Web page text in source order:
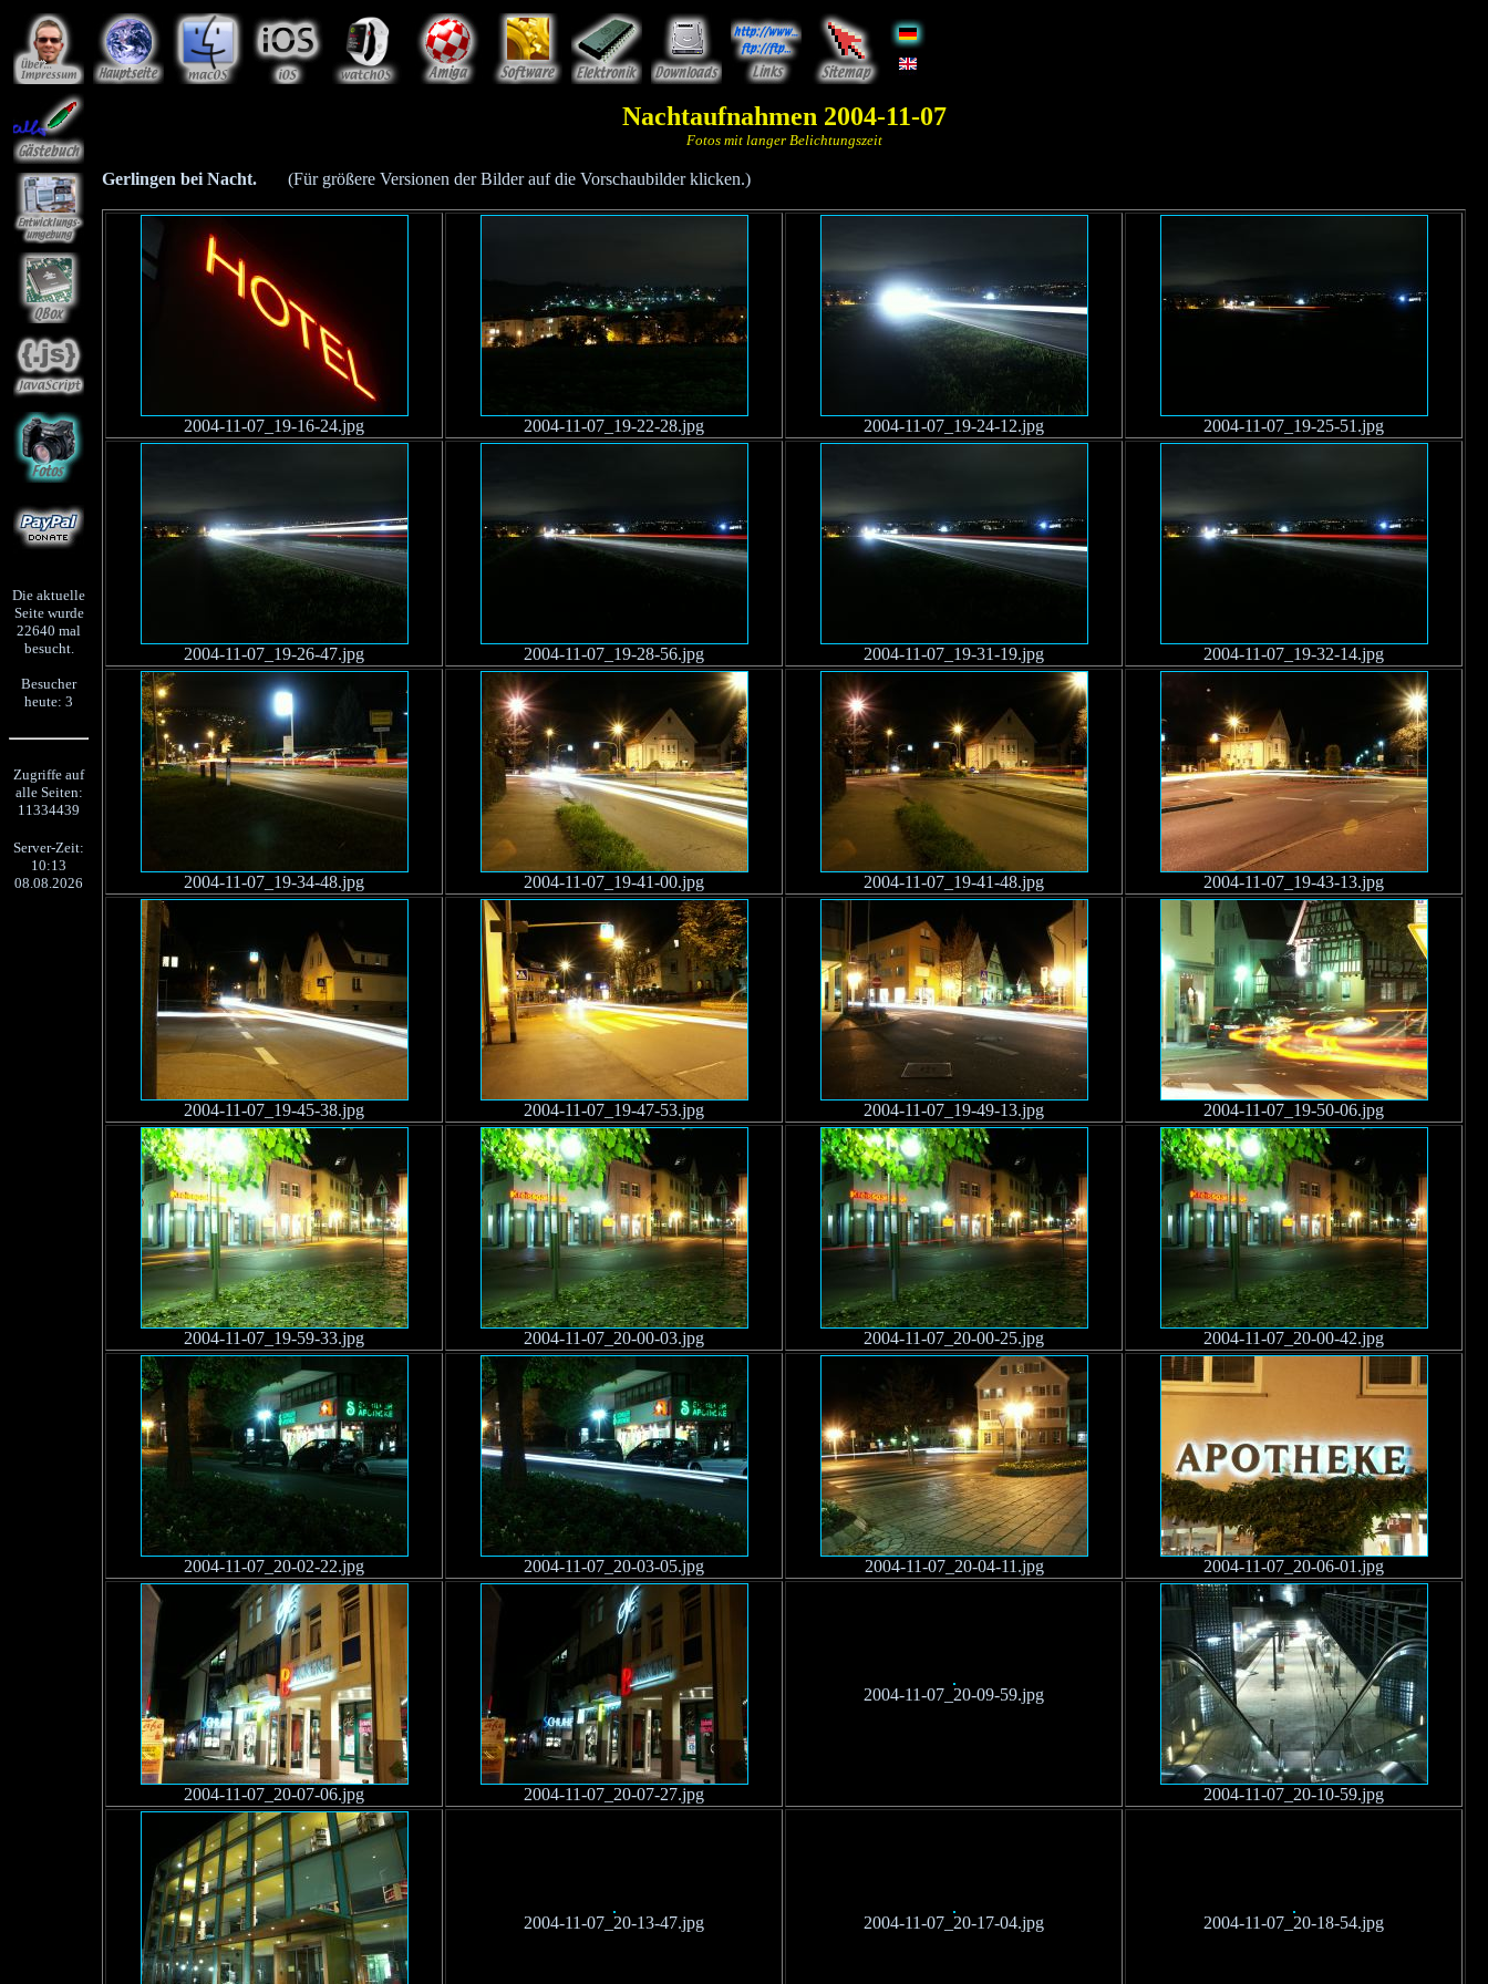
Die aktuelle
Seite wurde
22640 mal
besucht.
Besucher
heute: 3
Zugriffe auf
alle Seiten:
11334439
Server-Zeit:
10:13
08.08.2026
Nachtaufnahmen 2004-11-07
Fotos mit langer Belichtungszeit
Gerlingen bei Nacht. (Für größere Versionen der Bilder auf die Vorschaubilder klicken.)
2004-11-07_19-16-24.jpg 2004-11-07_19-22-28.jpg 2004-11-07_19-24-12.jpg 2004-11-07_19-25-51.jpg
2004-11-07_19-26-47.jpg 2004-11-07_19-28-56.jpg 2004-11-07_19-31-19.jpg 2004-11-07_19-32-14.jpg
2004-11-07_19-34-48.jpg 2004-11-07_19-41-00.jpg 2004-11-07_19-41-48.jpg 2004-11-07_19-43-13.jpg
2004-11-07_19-45-38.jpg 2004-11-07_19-47-53.jpg 2004-11-07_19-49-13.jpg 2004-11-07_19-50-06.jpg
2004-11-07_19-59-33.jpg 2004-11-07_20-00-03.jpg 2004-11-07_20-00-25.jpg 2004-11-07_20-00-42.jpg
2004-11-07_20-02-22.jpg 2004-11-07_20-03-05.jpg 2004-11-07_20-04-11.jpg 2004-11-07_20-06-01.jpg
2004-11-07_20-07-06.jpg 2004-11-07_20-07-27.jpg
2004-11-07_20-09-59.jpg
2004-11-07_20-10-59.jpg
2004-11-07_20-13-47.jpg 2004-11-07_20-17-04.jpg 2004-11-07_20-18-54.jpg